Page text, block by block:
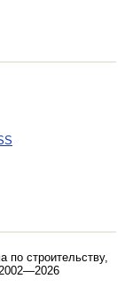
по строительству,